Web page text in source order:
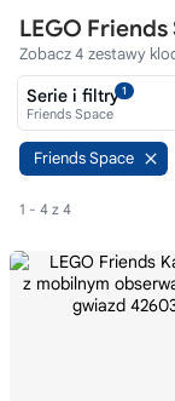
LEGO Friends
Zobacz 4 zestawy
Friends Space
1 - 4 z 4
Serie i filtry1
Friends Space